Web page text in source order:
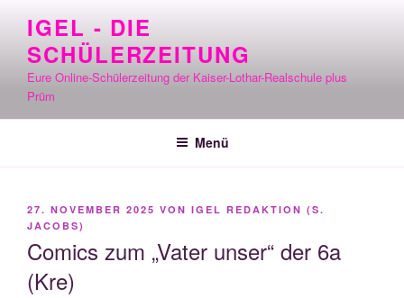
springen
IGEL - DIE
SCHÜLERZEITUNG
Eure Online-Schülerzeitung der Kaiser-Lothar-Realschule plus
Prüm
Menü
VERÖFFENTLICHT
AM
27. NOVEMBER 2025 VON IGEL REDAKTION (S.
JACOBS)
Comics zum „Vater unser“ der 6a
(Kre)